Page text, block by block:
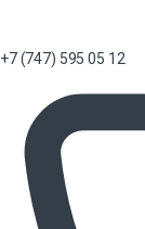
+7 (747) 595 05 12